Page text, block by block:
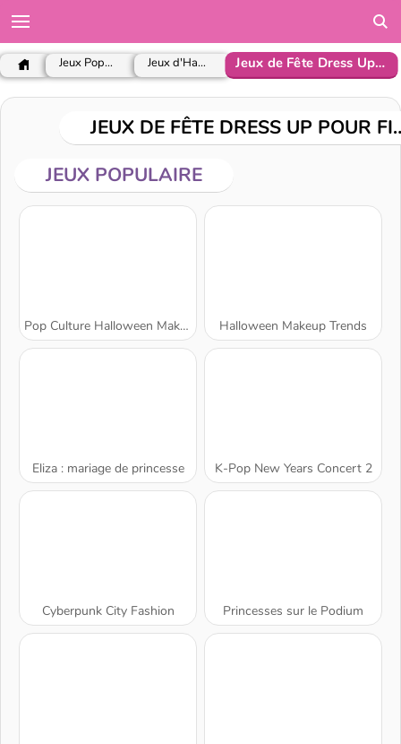
Jeux Populaires Jeux d'Habillage Jeux de Fête Dress Up pour Filles
JEUX DE
JEUX POPULAIRE
Pop Culture Halloween Makeup Halloween Makeup Trends
Eliza : mariage de princesse K-Pop New Years Concert 2
Cyberpunk City Fashion Princesses sur le Podium